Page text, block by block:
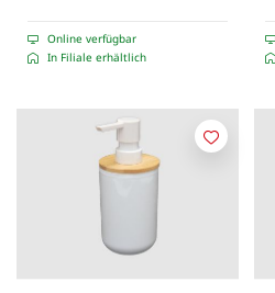
Online verfügbar
In Filiale erhältlich
Merken